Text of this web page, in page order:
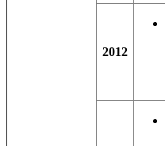
2012